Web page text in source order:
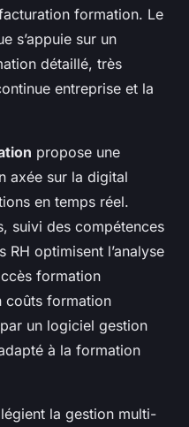
formation. Le
s’appuie sur un
détaillé, très
entreprise et la
propose une
axée sur la digital
en temps réel.
suivi des compétences
optimisent l’analyse
formation
coûts formation
un logiciel gestion
à la formation
la gestion multi-